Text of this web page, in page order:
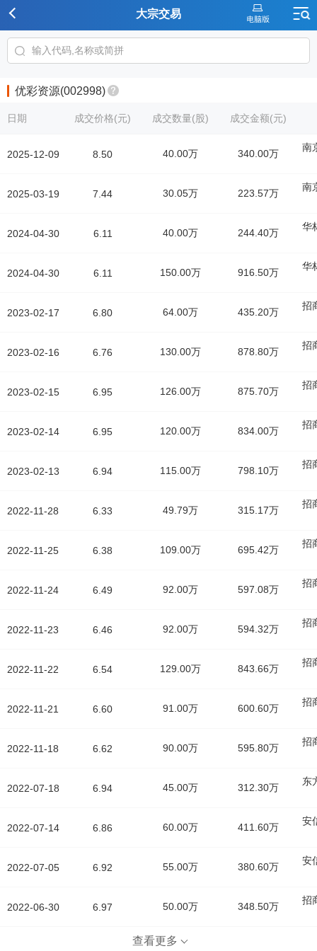
大宗交易
优彩资源(002998)
日期
2025-12-09
2025-03-19
2024-04-30
2024-04-30
2023-02-17
2023-02-16
2023-02-15
2023-02-14
2023-02-13
2022-11-28
2022-11-25
2022-11-24
2022-11-23
2022-11-22
2022-11-21
2022-11-18
2022-07-18
2022-07-14
2022-07-05
2022-06-30
成交价格(元) 成交数量(股) 成交金额(元)
8.50 40.00万 340.00万
南
7.44 30.05万 223.57万
南
6.11 40.00万 244.40万
华
6.11 150.00万 916.50万
华
6.80 64.00万 435.20万
招
6.76 130.00万 878.80万
招
6.95 126.00万 875.70万
招
6.95 120.00万 834.00万
招
6.94 115.00万 798.10万
招
6.33 49.79万 315.17万
招
6.38 109.00万 695.42万
招
6.49 92.00万 597.08万
招
6.46 92.00万 594.32万
招
6.54 129.00万 843.66万
招
6.60 91.00万 600.60万
招
6.62 90.00万 595.80万
招
6.94 45.00万 312.30万
东
6.86 60.00万 411.60万
安
6.92 55.00万 380.60万
安
6.97 50.00万 348.50万
招
查看更多